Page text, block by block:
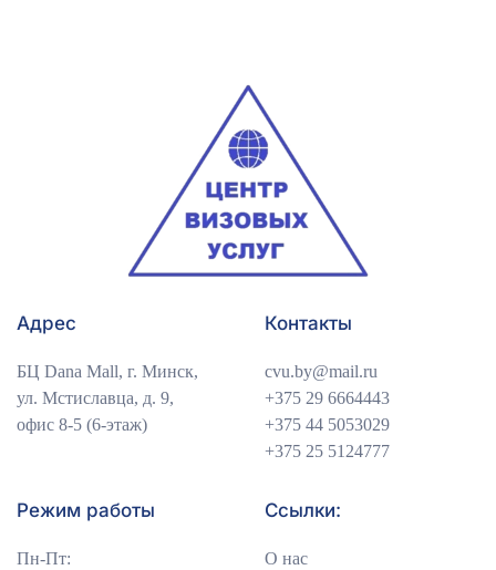
Адрес
БЦ Dana Mall, г. Минск,
ул. Мстиславца, д. 9,
офис 8-5 (6-этаж)
Контакты
cvu.by@mail.ru
+375 29 6664443
+375 44 5053029
+375 25 5124777
Режим работы
Пн-Пт:
Ссылки:
О нас